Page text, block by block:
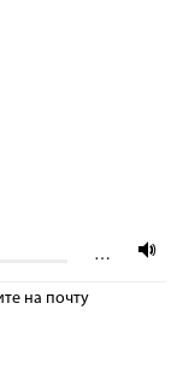
…
на почту